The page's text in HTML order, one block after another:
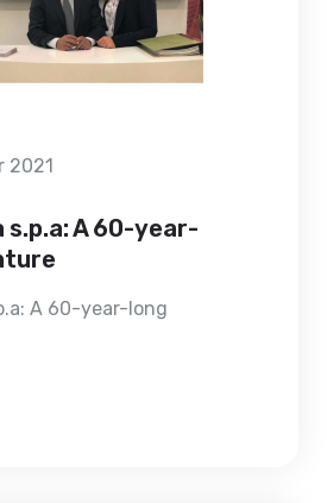
2021
s.p.a: A 60-year-
A 60-year-long